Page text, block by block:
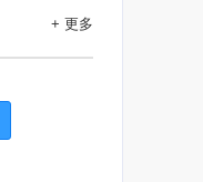
+ 更多